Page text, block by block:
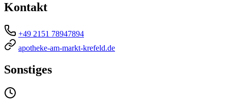
Kontakt
+49 2151 78947894
apotheke-am-markt-krefeld.de
Sonstiges